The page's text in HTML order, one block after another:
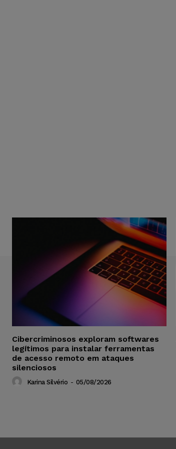
Cibercriminosos exploram softwares
legítimos para instalar ferramentas
de acesso remoto em ataques
silenciosos
Karina Silvério - 05/08/2026